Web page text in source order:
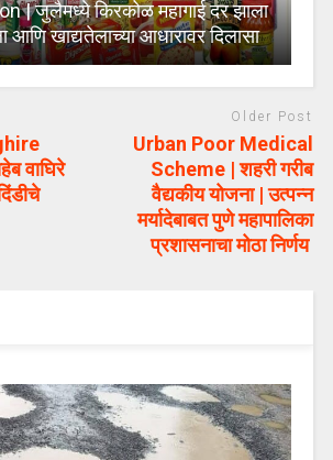
| जुलैमध्ये किरकोळ महागाई दर झाला
आणि खाद्यतेलाच्या आधारावर दिलासा
वाघिरे
Older Post
Urban Poor Medical
Scheme | शहरी गरीब
वैद्यकीय योजना | उत्पन्न
मर्यादेबाबत पुणे महापालिका
प्रशासनाचा मोठा निर्णय